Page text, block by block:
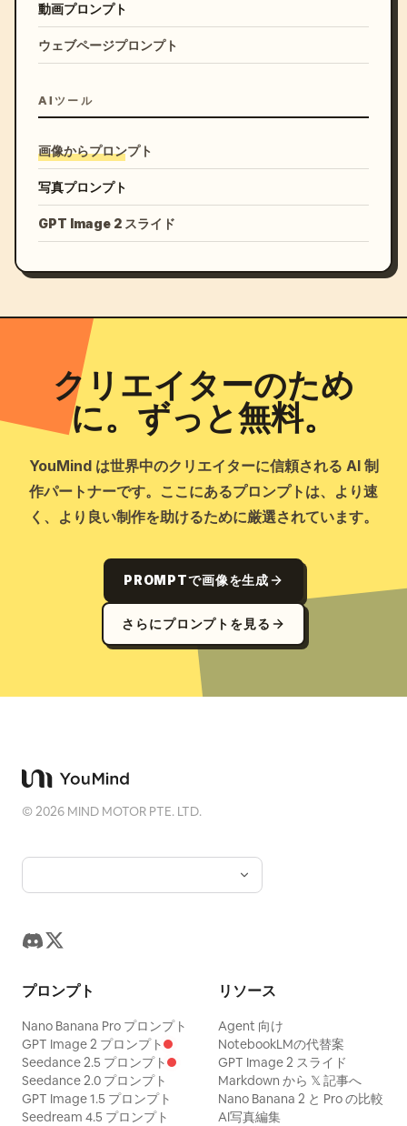
動画プロンプト
ウェブページプロンプト
AIツール
画像からプロンプト
写真プロンプト
GPT Image 2 スライド
クリエイターのため
に。ずっと無料。
YouMind は世界中のクリエイターに信頼される AI 制
作パートナーです。ここにあるプロンプトは、より速
く、より良い制作を助けるために厳選されています。
PROMPTで画像を生成
さらにプロンプトを見る
©2026 MIND MOTOR PTE. LTD.
プロンプト
Nano Banana Pro プロンプト
GPT Image 2 プロンプト
Seedance 2.5 プロンプト
Seedance 2.0 プロンプト
GPT Image 1.5 プロンプト
Seedream 4.5 プロンプト
リソース
Agent 向け
NotebookLMの代替案
GPT Image 2 スライド
Markdown から 𝕏 記事へ
Nano Banana 2 と Pro の比較
AI写真編集